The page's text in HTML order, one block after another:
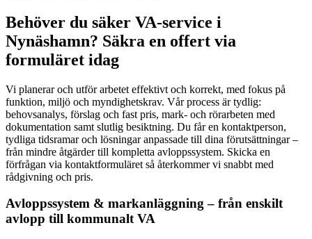
Behöver du säker VA-service i
Nynäshamn? Säkra en offert via
formuläret idag
Vi planerar och utför arbetet effektivt och korrekt, med fokus på
funktion, miljö och myndighetskrav. Vår process är tydlig:
behovsanalys, förslag och fast pris, mark- och rörarbeten med
dokumentation samt slutlig besiktning. Du får en kontaktperson,
tydliga tidsramar och lösningar anpassade till dina förutsättningar –
från mindre åtgärder till kompletta avloppssystem. Skicka en
förfrågan via kontaktformuläret så återkommer vi snabbt med
rådgivning och pris.
Avloppssystem & markanläggning – från enskilt
avlopp till kommunalt VA